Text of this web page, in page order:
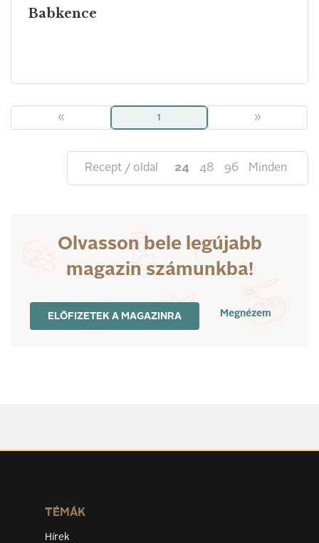
Babkence
« 1 »
Recept / oldal 24 48 96 Minden
Olvasson bele legújabb
magazin számunkba!
ELŐFIZETEK A MAGAZINRA Megnézem
TÉMÁK
Hírek